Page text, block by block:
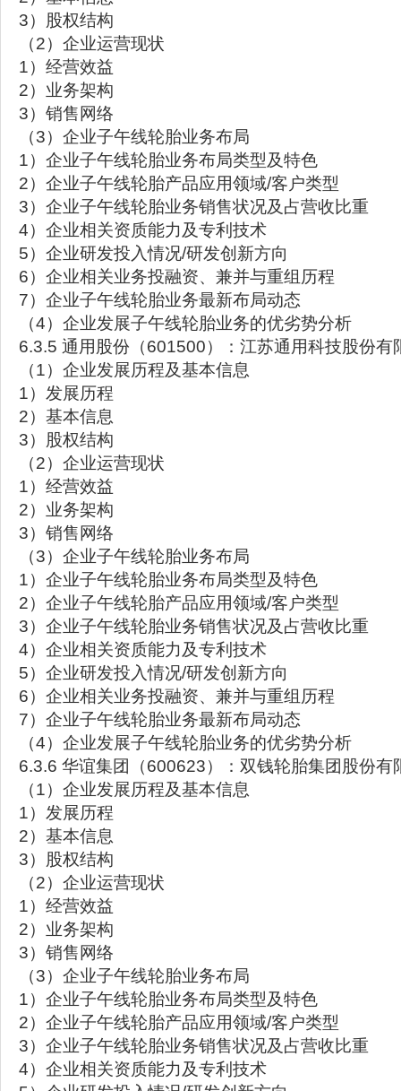
3）股权结构
（2）企业运营现状
1）经营效益
2）业务架构
3）销售网络
（3）企业子午线轮胎业务布局
1）企业子午线轮胎业务布局类型及特色
2）企业子午线轮胎产品应用领域/客户类型
3）企业子午线轮胎业务销售状况及占营收比重
4）企业相关资质能力及专利技术
5）企业研发投入情况/研发创新方向
6）企业相关业务投融资、兼并与重组历程
7）企业子午线轮胎业务最新布局动态
（4）企业发展子午线轮胎业务的优劣势分析
6.3.5 通用股份（601500）：江苏通用科技股份有
（1）企业发展历程及基本信息
1）发展历程
2）基本信息
3）股权结构
（2）企业运营现状
1）经营效益
2）业务架构
3）销售网络
（3）企业子午线轮胎业务布局
1）企业子午线轮胎业务布局类型及特色
2）企业子午线轮胎产品应用领域/客户类型
3）企业子午线轮胎业务销售状况及占营收比重
4）企业相关资质能力及专利技术
5）企业研发投入情况/研发创新方向
6）企业相关业务投融资、兼并与重组历程
7）企业子午线轮胎业务最新布局动态
（4）企业发展子午线轮胎业务的优劣势分析
6.3.6 华谊集团（600623）：双钱轮胎集团股份有
（1）企业发展历程及基本信息
1）发展历程
2）基本信息
3）股权结构
（2）企业运营现状
1）经营效益
2）业务架构
3）销售网络
（3）企业子午线轮胎业务布局
1）企业子午线轮胎业务布局类型及特色
2）企业子午线轮胎产品应用领域/客户类型
3）企业子午线轮胎业务销售状况及占营收比重
4）企业相关资质能力及专利技术